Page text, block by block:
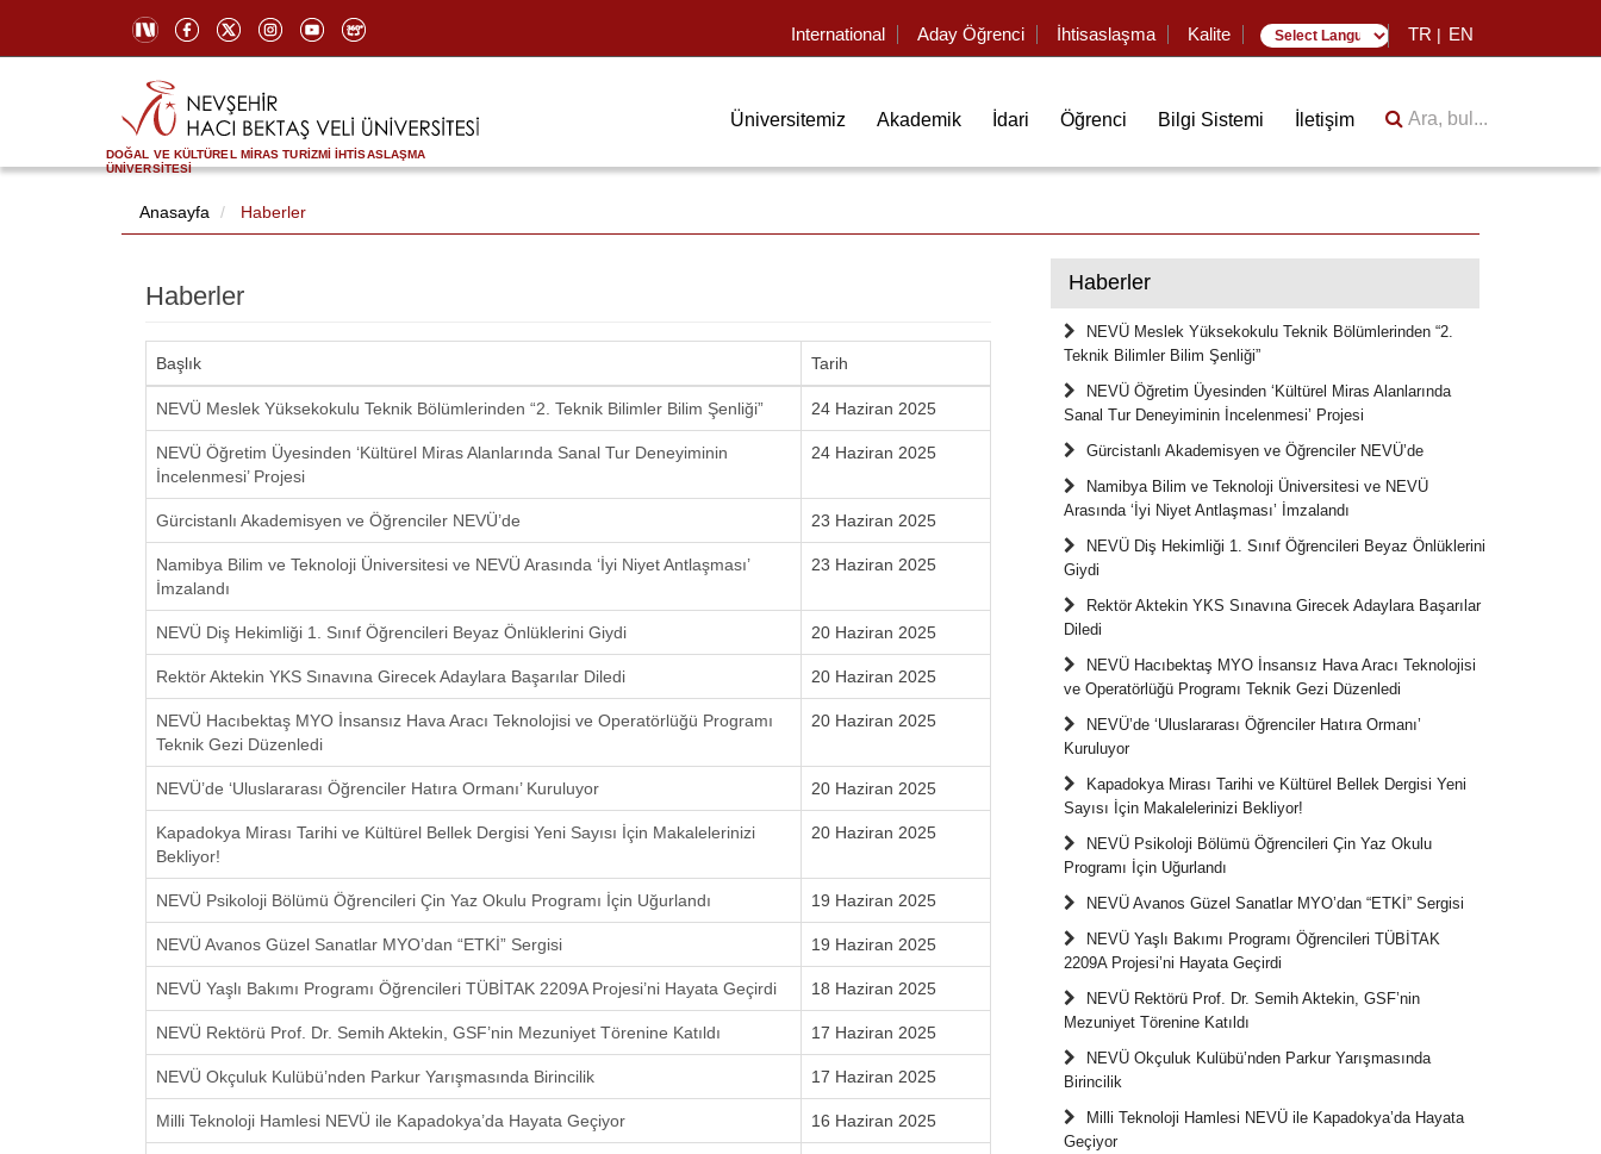
International Aday Öğrenci İhtisaslaşma Kalite TR | EN
DOĞAL VE KÜLTÜREL MİRAS TURİZMİ İHTİSASLAŞMA
ÜNİVERSİTESİ
Üniversitemiz Akademik İdari Öğrenci Bilgi Sistemi İletişim Ara, bul...
Anasayfa Haberler
Haberler
Başlık Tarih
NEVÜ Meslek Yüksekokulu Teknik Bölümlerinden “2. Teknik Bilimler Bilim Şenliği” 24 Haziran 2025
NEVÜ Öğretim Üyesinden ‘Kültürel Miras Alanlarında Sanal Tur Deneyiminin
İncelenmesi’ Projesi
24 Haziran 2025
Gürcistanlı Akademisyen ve Öğrenciler NEVÜ’de 23 Haziran 2025
Namibya Bilim ve Teknoloji Üniversitesi ve NEVÜ Arasında ‘İyi Niyet Antlaşması’
İmzalandı
23 Haziran 2025
NEVÜ Diş Hekimliği 1. Sınıf Öğrencileri Beyaz Önlüklerini Giydi 20 Haziran 2025
Rektör Aktekin YKS Sınavına Girecek Adaylara Başarılar Diledi 20 Haziran 2025
NEVÜ Hacıbektaş MYO İnsansız Hava Aracı Teknolojisi ve Operatörlüğü Programı
Teknik Gezi Düzenledi
20 Haziran 2025
NEVÜ’de ‘Uluslararası Öğrenciler Hatıra Ormanı’ Kuruluyor 20 Haziran 2025
Kapadokya Mirası Tarihi ve Kültürel Bellek Dergisi Yeni Sayısı İçin Makalelerinizi
Bekliyor!
20 Haziran 2025
NEVÜ Psikoloji Bölümü Öğrencileri Çin Yaz Okulu Programı İçin Uğurlandı 19 Haziran 2025
NEVÜ Avanos Güzel Sanatlar MYO’dan “ETKİ” Sergisi 19 Haziran 2025
NEVÜ Yaşlı Bakımı Programı Öğrencileri TÜBİTAK 2209A Projesi’ni Hayata Geçirdi 18 Haziran 2025
NEVÜ Rektörü Prof. Dr. Semih Aktekin, GSF’nin Mezuniyet Törenine Katıldı 17 Haziran 2025
NEVÜ Okçuluk Kulübü’nden Parkur Yarışmasında Birincilik 17 Haziran 2025
Milli Teknoloji Hamlesi NEVÜ ile Kapadokya’da Hayata Geçiyor 16 Haziran 2025
Haberler
NEVÜ Meslek Yüksekokulu Teknik Bölümlerinden “2.
Teknik Bilimler Bilim Şenliği”
NEVÜ Öğretim Üyesinden ‘Kültürel Miras Alanlarında
Sanal Tur Deneyiminin İncelenmesi’ Projesi
Gürcistanlı Akademisyen ve Öğrenciler NEVÜ’de
Namibya Bilim ve Teknoloji Üniversitesi ve NEVÜ
Arasında ‘İyi Niyet Antlaşması’ İmzalandı
NEVÜ Diş Hekimliği 1. Sınıf Öğrencileri Beyaz Önlüklerini
Giydi
Rektör Aktekin YKS Sınavına Girecek Adaylara Başarılar
Diledi
NEVÜ Hacıbektaş MYO İnsansız Hava Aracı Teknolojisi
ve Operatörlüğü Programı Teknik Gezi Düzenledi
NEVÜ’de ‘Uluslararası Öğrenciler Hatıra Ormanı’
Kuruluyor
Kapadokya Mirası Tarihi ve Kültürel Bellek Dergisi Yeni
Sayısı İçin Makalelerinizi Bekliyor!
NEVÜ Psikoloji Bölümü Öğrencileri Çin Yaz Okulu
Programı İçin Uğurlandı
NEVÜ Avanos Güzel Sanatlar MYO’dan “ETKİ” Sergisi
NEVÜ Yaşlı Bakımı Programı Öğrencileri TÜBİTAK
2209A Projesi’ni Hayata Geçirdi
NEVÜ Rektörü Prof. Dr. Semih Aktekin, GSF’nin
Mezuniyet Törenine Katıldı
NEVÜ Okçuluk Kulübü’nden Parkur Yarışmasında
Birincilik
Milli Teknoloji Hamlesi NEVÜ ile Kapadokya’da Hayata
Geçiyor